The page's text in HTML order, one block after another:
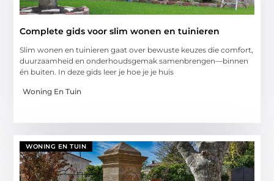
Complete gids voor slim wonen en tuinieren
Slim wonen en tuinieren gaat over bewuste keuzes die comfort,
duurzaamheid en onderhoudsgemak samenbrengen—binnen
én buiten. In deze gids leer je hoe je je huis
Woning En Tuin
WONING EN TUIN